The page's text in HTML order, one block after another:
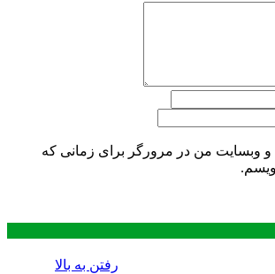
و وبسایت من در مرورگر برای زمانی که
رفتن به بالا